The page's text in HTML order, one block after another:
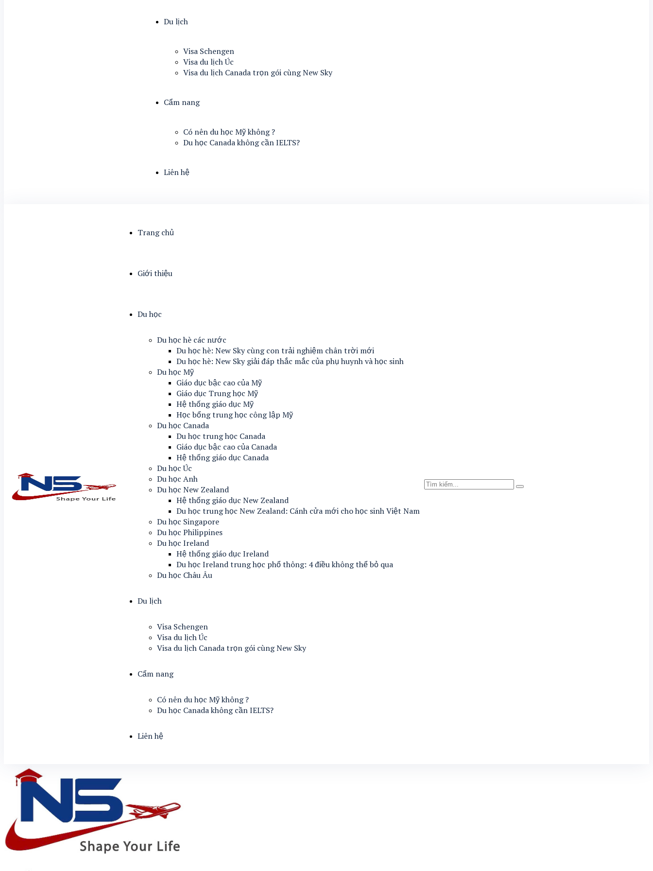
Du lịch
Visa Schengen
Visa du lịch Úc
Visa du lịch Canada trọn gói cùng New Sky
Cẩm nang
Có nên du học Mỹ không ?
Du học Canada không cần IELTS?
Liên hệ
Trang chủ
Giới thiệu
Du học
Du học hè các nước
Du học hè: New Sky cùng con trải nghiệm chân trời mới
Du học hè: New Sky giải đáp thắc mắc của phụ huynh và học sinh
Du học Mỹ
Giáo dục bậc cao của Mỹ
Giáo dục Trung học Mỹ
Hệ thống giáo dục Mỹ
Học bổng trung học công lập Mỹ
Du học Canada
Du học trung học Canada
Giáo dục bậc cao của Canada
Hệ thống giáo dục Canada
Du học Úc
Du học Anh
Du học New Zealand
Hệ thống giáo dục New Zealand
Du học trung học New Zealand: Cánh cửa mới cho học sinh Việt Nam
Du học Singapore
Du học Philippines
Du học Ireland
Hệ thống giáo dục Ireland
Du học Ireland trung học phổ thông: 4 điều không thể bỏ qua
Du học Châu Âu
Du lịch
Visa Schengen
Visa du lịch Úc
Visa du lịch Canada trọn gói cùng New Sky
Cẩm nang
Có nên du học Mỹ không ?
Du học Canada không cần IELTS?
Liên hệ